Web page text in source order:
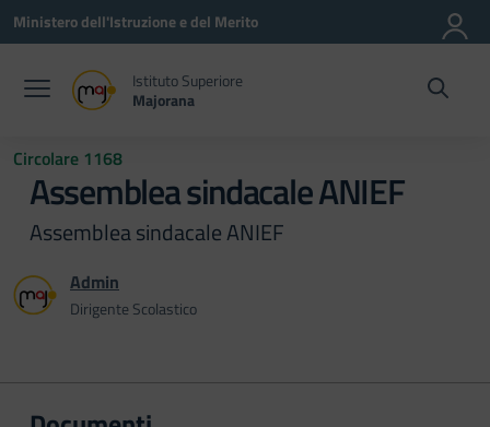
Vai ai contenuti
Vai al menu di navigazione
Vai al footer
Ministero dell'Istruzione e del Merito
Istituto Superiore
Majorana
Circolare 1168
Assemblea sindacale ANIEF
Assemblea sindacale ANIEF
Admin
Dirigente Scolastico